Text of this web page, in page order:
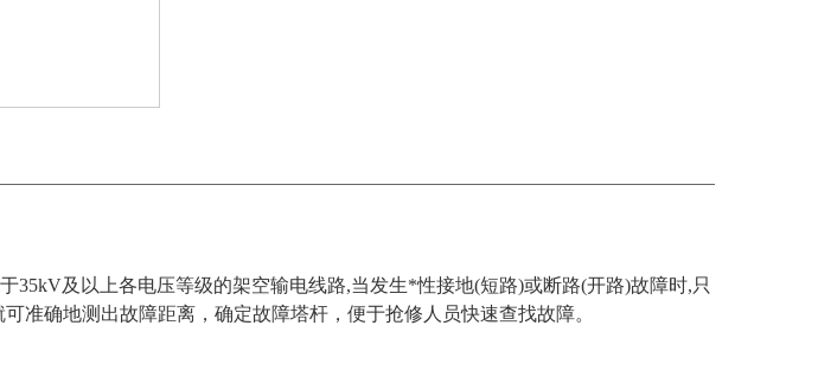
35kV及以上各电压等级的架空输电线路,当发生*性接地(短路)或断路(开路)故障时,只
准确地测出故障距离，确定故障塔杆，便于抢修人员快速查找故障。